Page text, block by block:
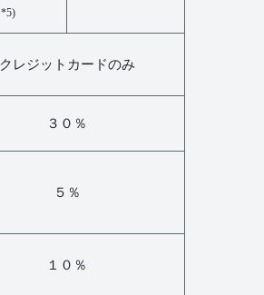
*5)
クレジットカードのみ
３０％
５％
１０％